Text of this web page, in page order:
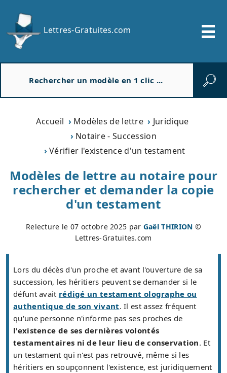
Lettres-Gratuites.com
Accueil Modèles de lettre
Juridique
Notaire - Succession
Vérifier l'existence d'un testament
Modèles de lettre au notaire pour
rechercher et demander la copie
d'un testament
Relecture le 07 octobre 2025 par Gaël THIRION ©
Lettres-Gratuites.com
Lors du décès d'un proche et avant l'ouverture de sa
succession, les héritiers peuvent se demander si le
défunt avait rédigé un testament olographe ou
authentique de son vivant. Il est assez fréquent
qu'une personne n'informe pas ses proches de
l'existence de ses dernières volontés
testamentaires ni de leur lieu de conservation. Et
un testament qui n'est pas retrouvé, même si les
héritiers en soupçonnent l'existence, est juridiquement